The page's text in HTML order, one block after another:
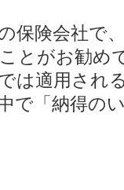
保険会社で
とがお勧め
は適用され
で「納得の